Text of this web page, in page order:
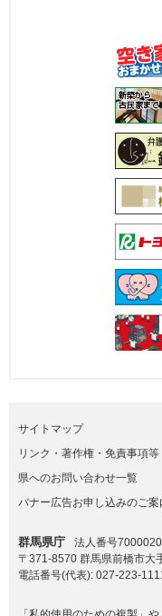
サイトマップ
リンク・著作権・免責事項等
県へのお問い合わせ一覧
バナー広告お申し込みのご案
群馬県庁
法人番号
〒371-8570 群馬県前橋市大
電話番号(代表): 027-223-